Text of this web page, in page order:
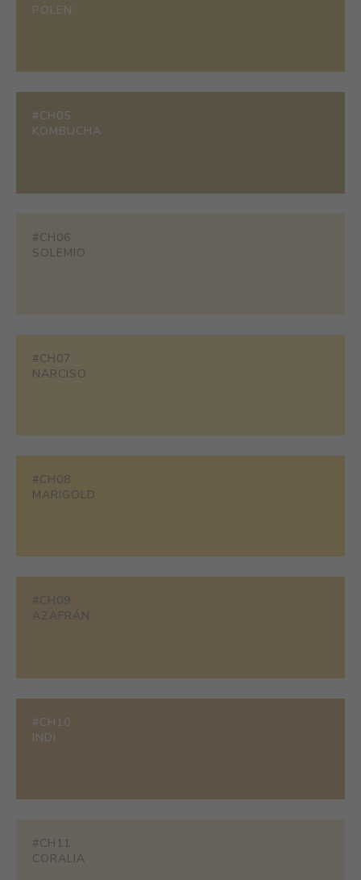
POLEN
#CH05
KOMBUCHA
#CH06
SOLEMIO
#CH07
NARCISO
#CH08
MARIGOLD
#CH09
AZAFRÁN
#CH10
INDI
#CH11
CORALIA